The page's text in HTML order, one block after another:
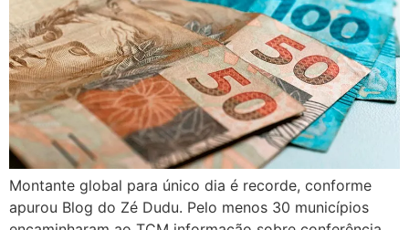
Montante global para único dia é recorde, conforme
apurou Blog do Zé Dudu. Pelo menos 30 municípios